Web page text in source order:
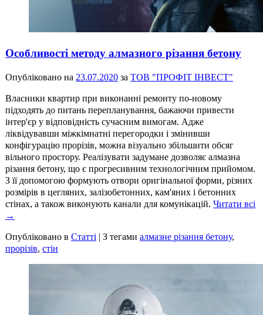
Особливості методу алмазного різання бетону
Опубліковано на 23.07.2020 за ТОВ "ПРОФІТ ІНВЕСТ"
Власники квартир при виконанні ремонту по-новому
підходять до питань перепланування, бажаючи привести
інтер'єр у відповідність сучасним вимогам. Адже
ліквідувавши міжкімнатні перегородки і змінивши
конфігурацію прорізів, можна візуально збільшити обсяг
вільного простору. Реалізувати задумане дозволяє алмазна
різання бетону, що є прогресивним технологічним прийомом.
З її допомогою формують отвори оригінальної форми, різних
розмірів в цегляних, залізобетонних, кам'яних і бетонних
стінах, а також виконують канали для комунікацій. Читати всі
→
Опубліковано в Статті | З тегами алмазне різання бетону,
прорізів, стін